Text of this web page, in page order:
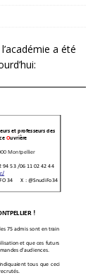
a été